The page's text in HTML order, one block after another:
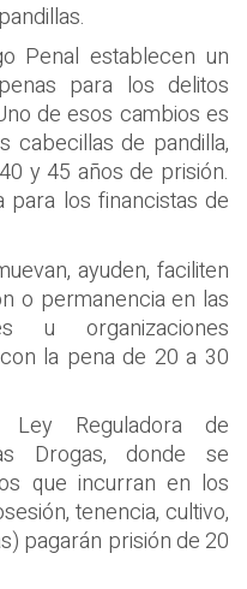
Penal establecen un
para los delitos
de esos cambios es
cabecillas de pandilla,
y 45 años de prisión.
para los financistas de
ayuden, faciliten
o permanencia en las
u organizaciones
la pena de 20 a 30
Reguladora de
Drogas, donde se
que incurran en los
tenencia, cultivo,
pagarán prisión de 20